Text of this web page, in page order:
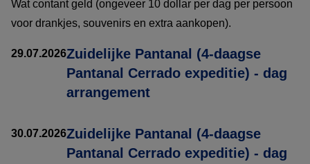
Wat contant geld (ongeveer 10 dollar per dag per persoon
voor drankjes, souvenirs en extra aankopen).
29.07.2026Zuidelijke Pantanal (4-daagse
Pantanal Cerrado expeditie) - dag
arrangement
30.07.2026Zuidelijke Pantanal (4-daagse
Pantanal Cerrado expeditie) - dag